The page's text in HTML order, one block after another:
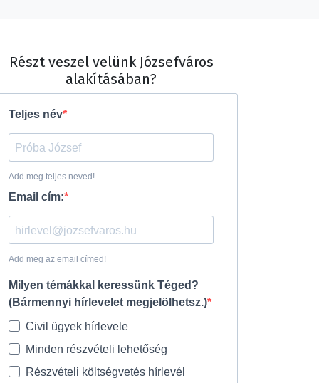
Részt veszel velünk Józsefváros
alakításában?
Teljes név
Add meg teljes neved!
Email cím:
Add meg az email címed!
Milyen témákkal keressünk Téged?
(Bármennyi hírlevelet megjelölhetsz.)
Civil ügyek hírlevele
Minden részvételi lehetőség
Részvételi költségvetés hírlevél